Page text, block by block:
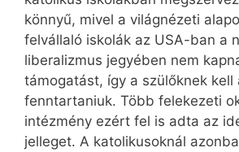
könnyű, mivel a világnézeti
felvállaló iskolák az USA-ban a
liberalizmus jegyében nem
támogatást, így a szülőknek kell
fenntartaniuk. Több felekezeti
intézmény ezért fel is adta az
jelleget. A katolikusoknál